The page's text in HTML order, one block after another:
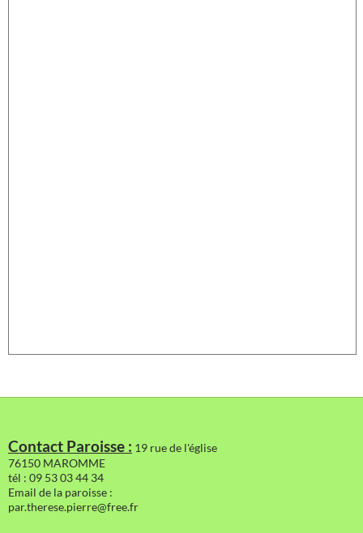
Contact Paroisse : 19 rue de l'église
76150 MAROMME
tél : 09 53 03 44 34
Email de la paroisse :
par.therese.pierre@free.fr